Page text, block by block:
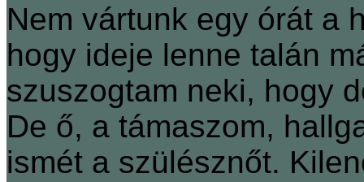
Nem vártunk egy órát a
hogy ideje lenne talán
szuszogtam neki, hogy
De ő, a támaszom,
ismét a szülésznőt.